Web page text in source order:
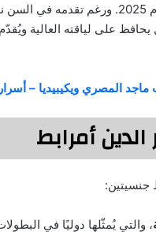
38 عامًا اعتبارًا من عام 2025. ورغم تقدمه
يحافظ على لياقته العالية
ماجد المصري ويكيبيديا – أسرار
أمرابط
جنسيتين:
، والتي يُمثّلها دوليًا في